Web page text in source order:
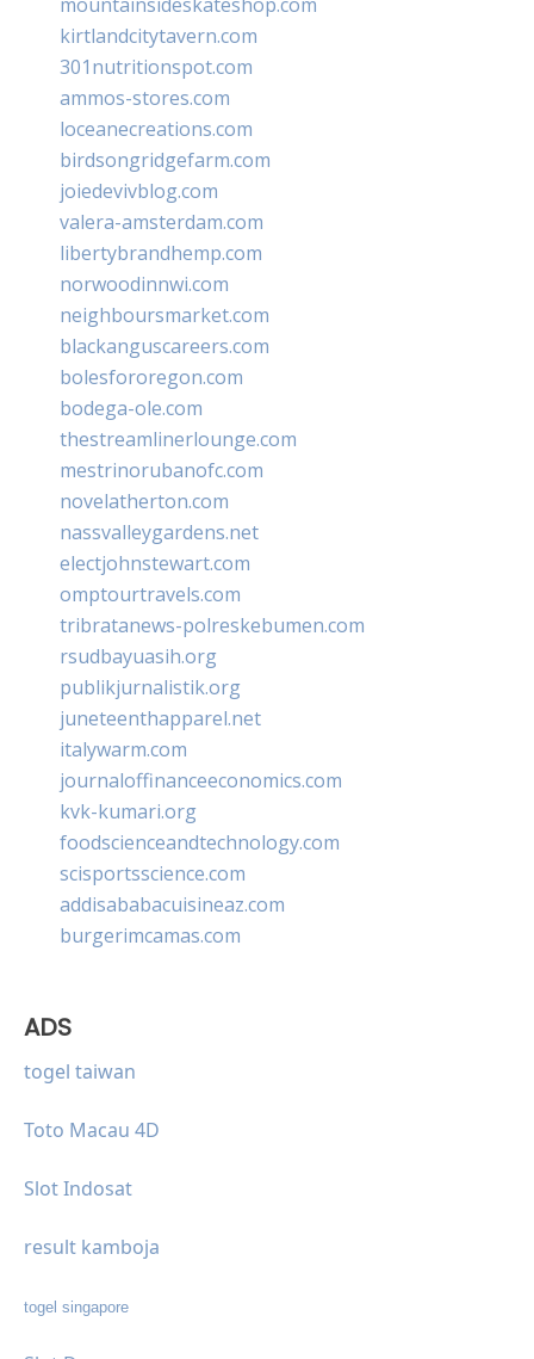
kirtlandcitytavern.com
301nutritionspot.com
ammos-stores.com
loceanecreations.com
birdsongridgefarm.com
joiedevivblog.com
valera-amsterdam.com
libertybrandhemp.com
norwoodinnwi.com
neighboursmarket.com
blackanguscareers.com
bolesfororegon.com
bodega-ole.com
thestreamlinerlounge.com
mestrinorubanofc.com
novelatherton.com
nassvalleygardens.net
electjohnstewart.com
omptourtravels.com
tribratanews-polreskebumen.com
rsudbayuasih.org
publikjurnalistik.org
juneteenthapparel.net
italywarm.com
journaloffinanceeconomics.com
kvk-kumari.org
foodscienceandtechnology.com
scisportsscience.com
addisababacuisineaz.com
burgerimcamas.com
ADS
togel taiwan
Toto Macau 4D
Slot Indosat
result kamboja
togel singapore